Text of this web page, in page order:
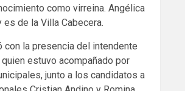
como virreina. Angélica
de la Villa Cabecera.
con la presencia del intendente
quien estuvo acompañado por
junto a los candidatos a